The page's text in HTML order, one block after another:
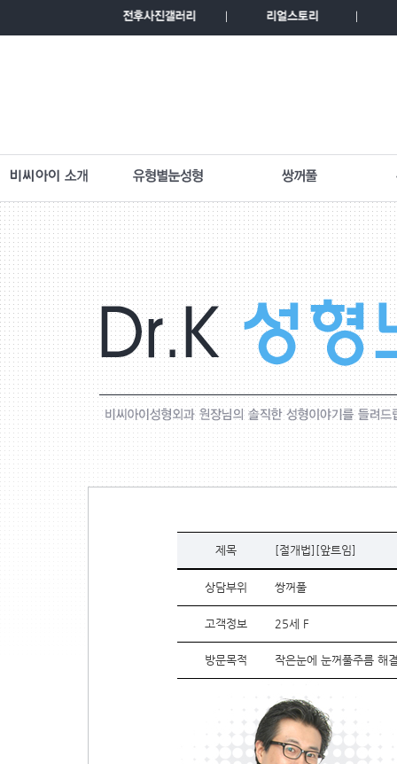
제목 [절개법][앞트임]
상담부위 쌍꺼풀
고객정보 25세 F
방문목적 작은눈에 눈꺼풀주름 해